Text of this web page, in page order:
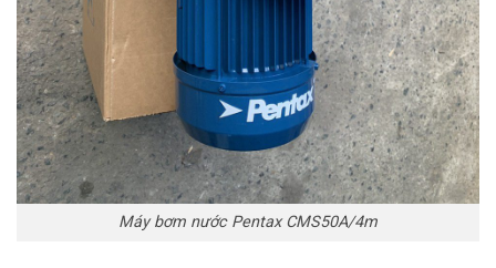
Máy bơm nước Pentax CMS50A/4m